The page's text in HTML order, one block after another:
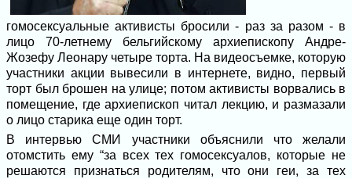
гомосексуальные активисты бросили - раз за разом - в
лицо 70-летнему бельгийскому архиепископу Андре-
Жозефу Леонару четыре торта. На видеосъемке, которую
участники акции вывесили в интернете, видно, первый
торт был брошен на улице; потом активисты ворвались в
помещение, где архиепископ читал лекцию, и размазали
о лицо старика еще один торт.
В интервью СМИ участники объяснили что желали
отомстить ему “за всех тех гомосексуалов, которые не
решаются признаться родителям, что они геи, за тех